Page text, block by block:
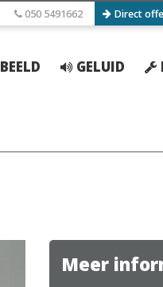
050 5491662 Direct
BEELD GELUID
Meer